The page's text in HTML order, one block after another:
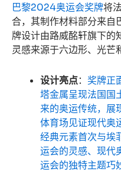
巴黎2024奥运会奖牌将
合，其制作材料部分来自
牌设计由路威酩轩旗下的
灵感来源于六边形、光芒
设计亮点： 奖牌正
塔金属呈现法国
来的奥运传统，展
体育场见证现代奥
经典元素首次与埃
运会的灵感、现代
运会的独特主题巧